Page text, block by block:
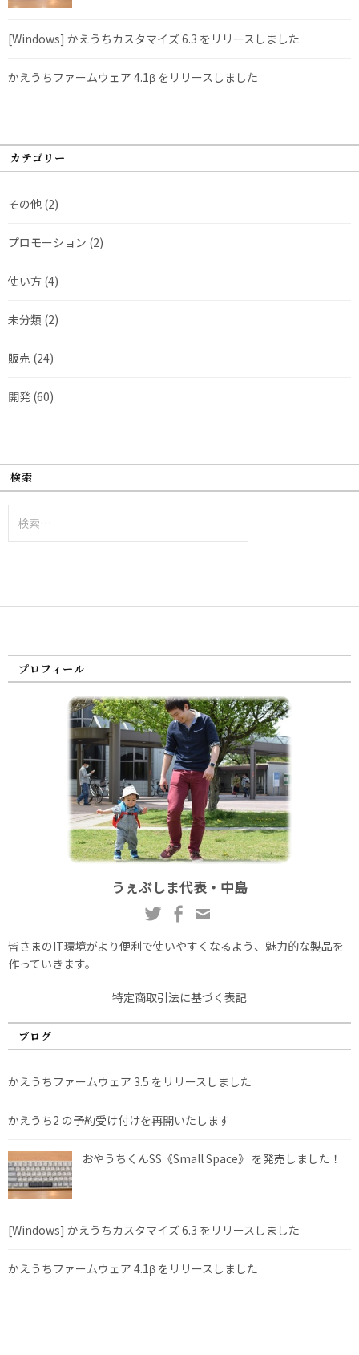
[Windows] かえうちカスタマイズ 6.3 をリリースしました
かえうちファームウェア 4.1β をリリースしました
カテゴリー
その他 (2)
プロモーション (2)
使い方 (4)
未分類 (2)
販売 (24)
開発 (60)
検索
索:
プロフィール
うぇぶしま代表・中島
皆さまのIT環境がより便利で使いやすくなるよう、魅力的な製品を
作っていきます。
特定商取引法に基づく表記
ブログ
かえうちファームウェア 3.5 をリリースしました
かえうち2 の予約受け付けを再開いたします
おやうちくんSS《Small Space》 を発売しました！
[Windows] かえうちカスタマイズ 6.3 をリリースしました
かえうちファームウェア 4.1β をリリースしました